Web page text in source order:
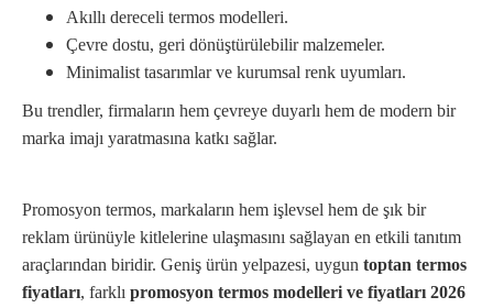
Akıllı dereceli termos modelleri.
Çevre dostu, geri dönüştürülebilir malzemeler.
Minimalist tasarımlar ve kurumsal renk uyumları.
Bu trendler, firmaların hem çevreye duyarlı hem de modern bir
marka imajı yaratmasına katkı sağlar.
Promosyon termos, markaların hem işlevsel hem de şık bir
reklam ürünüyle kitlelerine ulaşmasını sağlayan en etkili tanıtım
araçlarından biridir. Geniş ürün yelpazesi, uygun toptan termos
fiyatları, farklı promosyon termos modelleri ve fiyatları 2026